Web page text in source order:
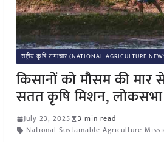
राष्ट्रीय कृषि समाचार (NATIONAL AGRICULTURE
किसानों को मौसम की मार से
सतत कृषि मिशन,
July 23, 2025
3 min read
National Sustainable Agriculture